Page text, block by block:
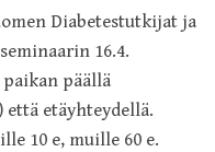
Diabetestutkijat ja
16.4.
päällä
että etäyhteydellä.
10 e, muille 60 e.